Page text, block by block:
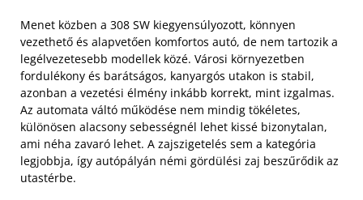
Menet közben a 308 SW kiegyensúlyozott, könnyen
vezethető és alapvetően komfortos autó, de nem tartozik a
legélvezetesebb modellek közé. Városi környezetben
fordulékony és barátságos, kanyargós utakon is stabil,
azonban a vezetési élmény inkább korrekt, mint izgalmas.
Az automata váltó működése nem mindig tökéletes,
különösen alacsony sebességnél lehet kissé bizonytalan,
ami néha zavaró lehet. A zajszigetelés sem a kategória
legjobbja, így autópályán némi gördülési zaj beszűrődik az
utastérbe.